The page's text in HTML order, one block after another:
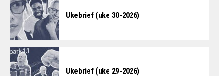
Ukebrief (uke 30-2026)
Ukebrief (uke 29-2026)